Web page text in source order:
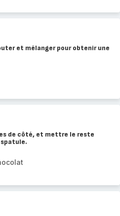
et mélanger pour obtenir une
de côté, et mettre le reste